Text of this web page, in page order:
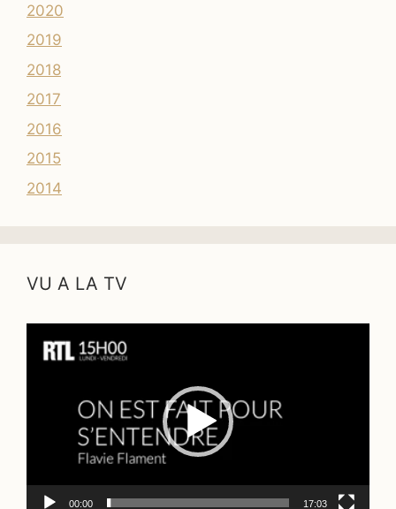
2020
2019
2018
2017
2016
2015
2014
VU A LA TV
vidéo
00:00 17:03